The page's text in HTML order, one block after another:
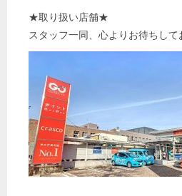
★取り扱い店舗★
スタッフ一同、心よりお待ちして